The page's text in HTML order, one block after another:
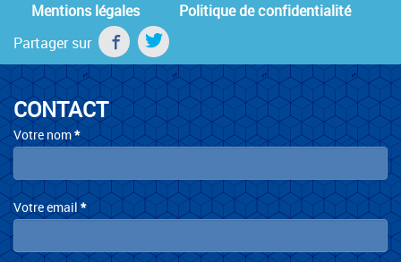
Mentions légales
Politique de confidentialité
Partager sur
CONTACT
Contact
Votre nom*
Votre email *